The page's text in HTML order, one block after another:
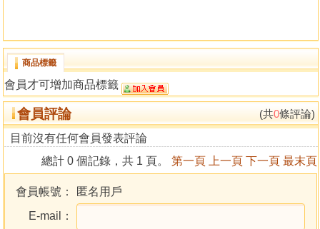
第 七 掌 雙鞭壓肘
第 八 掌 進步截肘
第二趟
第 九 掌 青龍探爪
第 十 掌 抹袖連捶
第十一掌 雲龍獻爪
第十二掌 撥雲見日
第十三掌 拍胸撲肘
第十四掌 轉身頂肘
第十五掌 貫耳穿捶
第十六掌 惡虎扒心
商品標籤
會員才可增加商品標籤
會員評論 (共0條評論)
目前沒有任何會員發表評論
總計 0 個記錄，共 1 頁。 第一頁 上一頁 下一頁 最末頁
會員帳號：
匿名用戶
E-mail：